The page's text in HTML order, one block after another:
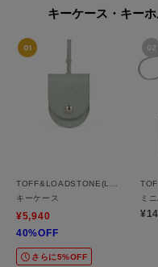
キーケース・キー
TOFF&LOADSTONE(Ladies)
キーケース
¥5,940
40%OFF
さらに5%OFF
ミ